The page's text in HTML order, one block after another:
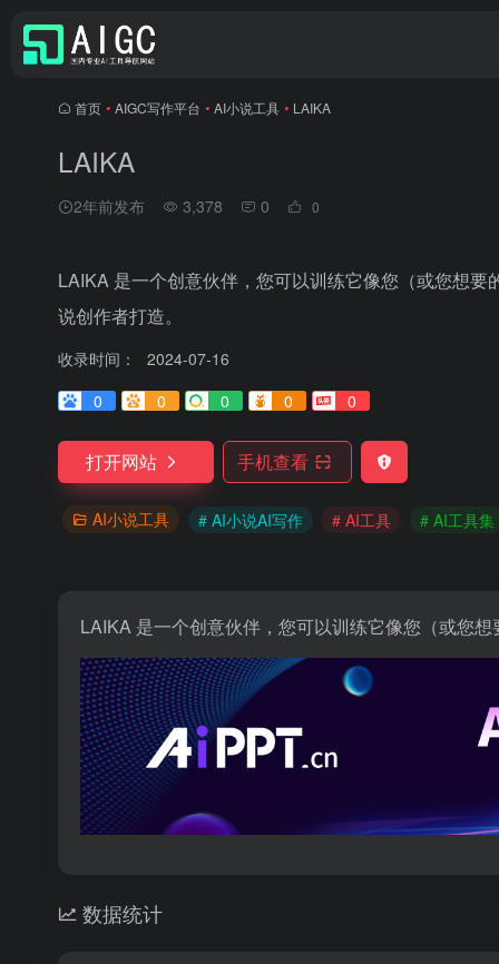
首页 • AIGC写作平台 • AI小说工具 • LAIKA
LAIKA
2年前发布 3,378 0 0
LAIKA 是一个创意伙伴，您可以训练它像您（或您想
说创作者打造。
收录时间：
2024-07-16
0
0 0 0 0
打开网站 手机查看
AI小说工具 # AI小说AI写作 # AI工具 # AI工具集
LAIKA 是一个创意伙伴，您可以训练它像您（或您
数据统计